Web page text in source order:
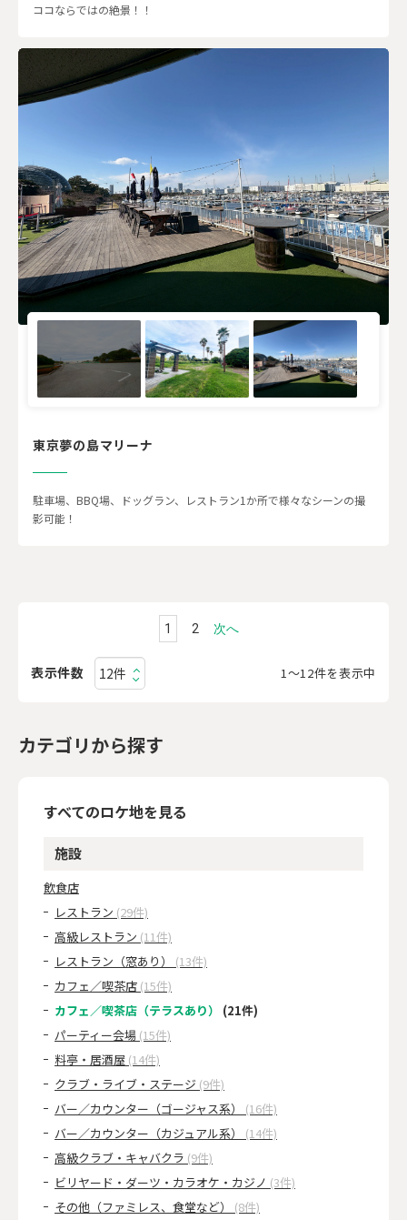
ココならではの絶景！！
東京夢の島マリーナ
駐車場、BBQ場、ドッグラン、レストラン1か所で様々なシーンの撮
影可能！
1 2 次へ
表示件数 1〜12件を表示中
カテゴリから探す
すべてのロケ地を見る
施設
飲食店
レストラン (29件)
高級レストラン (11件)
レストラン（窓あり） (13件)
カフェ／喫茶店 (15件)
カフェ／喫茶店（テラスあり） (21件)
パーティー会場 (15件)
料亭・居酒屋 (14件)
クラブ・ライブ・ステージ (9件)
バー／カウンター（ゴージャス系） (16件)
バー／カウンター（カジュアル系） (14件)
高級クラブ・キャバクラ (9件)
ビリヤード・ダーツ・カラオケ・カジノ (3件)
その他（ファミレス、食堂など） (8件)